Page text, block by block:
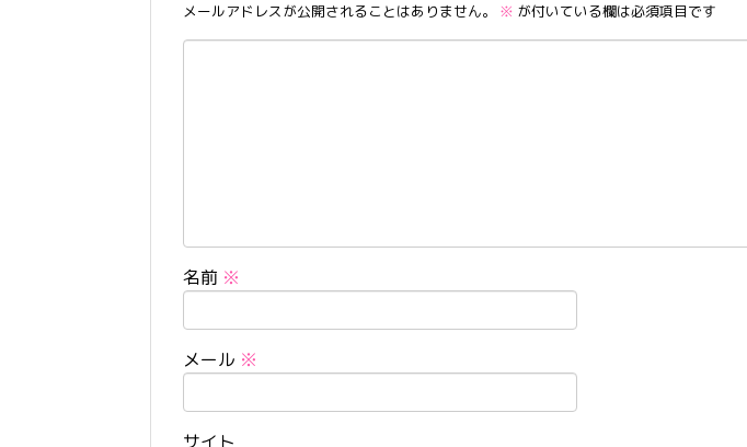
メールアドレスが公開されることはありません。 ※ が付いている欄は必須項目です
名前 ※
メール ※
サイト